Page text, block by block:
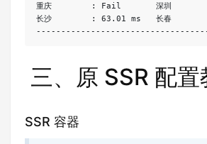
重庆
: Fail 深圳
长沙
: 63.01 ms 长春
三、原 SSR 配置
SSR 容器